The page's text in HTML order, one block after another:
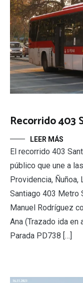
Recorrido 403
LEER MÁS
El recorrido 403
público que une a
Providencia, Ñuñoa,
Santiago 403 Metro
Manuel Rodríguez
Ana (Trazado ida en
Parada PD738 […]